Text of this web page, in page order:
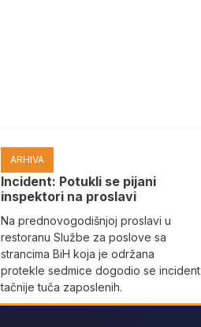
ARHIVA
Incident: Potukli se pijani
inspektori na proslavi
Na prednovogodišnjoj proslavi u
restoranu Službe za poslove sa
strancima BiH koja je održana
protekle sedmice dogodio se incident
tačnije tuča zaposlenih.